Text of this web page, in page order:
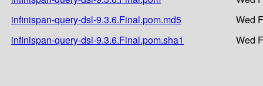
infinispan-query-dsl-9.3.6.Final.pom.md5
Wed
infinispan-query-dsl-9.3.6.Final.pom.sha1
Wed